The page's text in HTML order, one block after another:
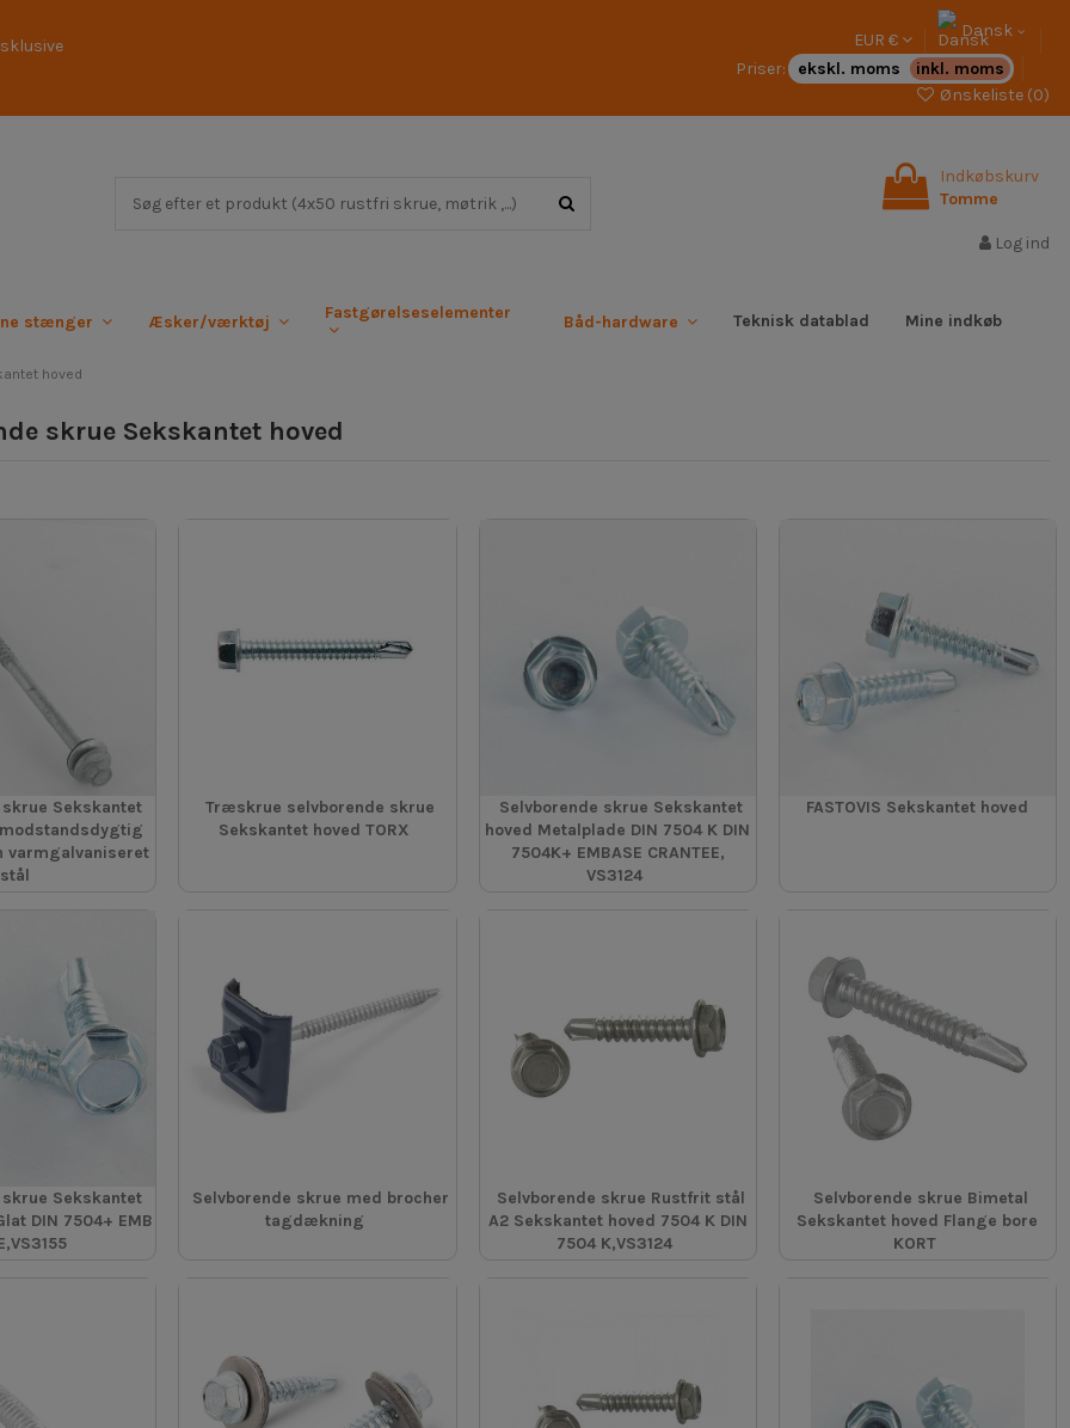
EUR €
Dansk
Priser:
ekskl. moms
inkl. moms
Ønskeliste (0)
Indkøbskurv
Tomme
Log ind
stænger Æsker/værktøj Fastgørelseselementer Båd-hardware Teknisk datablad Mine indkøb
hoved
skrue Sekskantet hoved
Sekskantet
varmgalvaniseret
stål
Træskrue selvborende skrue
Sekskantet hoved TORX
Selvborende skrue Sekskantet
hoved Metalplade DIN 7504 K DIN
7504K+ EMBASE CRANTEE,
VS3124
FASTOVIS Sekskantet hoved
Sekskantet
DIN 7504+ EMB
Selvborende skrue med brocher
tagdækning
Selvborende skrue Rustfrit stål
A2 Sekskantet hoved 7504 K DIN
7504 K,VS3124
Selvborende skrue Bimetal
Sekskantet hoved Flange bore
KORT